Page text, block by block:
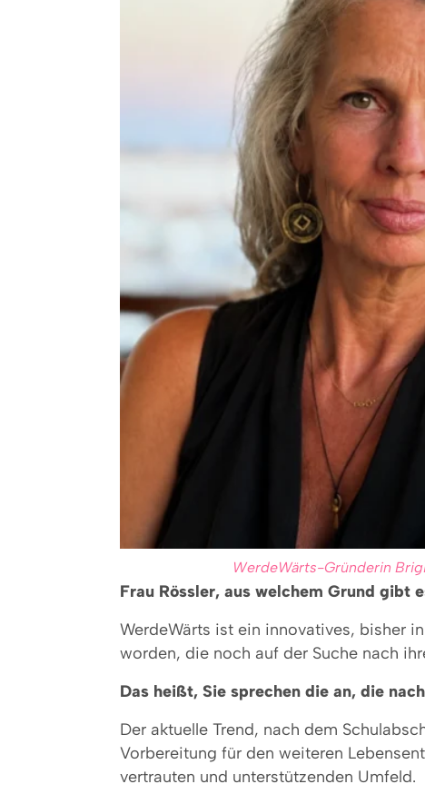
WerdeWärts-Gründerin
Frau Rössler, aus welchem Grund gibt
WerdeWärts ist ein innovatives, bisher
worden, die noch auf der Suche nach
Das heißt, Sie sprechen die an, die
Der aktuelle Trend, nach dem
Vorbereitung für den weiteren
vertrauten und unterstützenden Umfeld.